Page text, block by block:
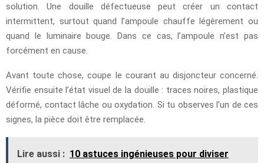
solution. Une douille défectueuse peut créer un contact
intermittent, surtout quand l’ampoule chauffe légèrement ou
quand le luminaire bouge. Dans ce cas, l’ampoule n’est pas
forcément en cause.
Avant toute chose, coupe le courant au disjoncteur concerné.
Vérifie ensuite l’état visuel de la douille : traces noires, plastique
déformé, contact lâche ou oxydation. Si tu observes l’un de ces
signes, la pièce doit être remplacée.
Lire aussi : 10 astuces ingénieuses pour diviser